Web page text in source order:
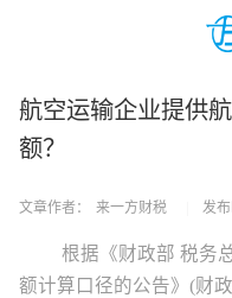
航空运输企业提供
额？
文章作者： 来一方财税 发
根据《财政部 税务总
额计算口径的公告》(财